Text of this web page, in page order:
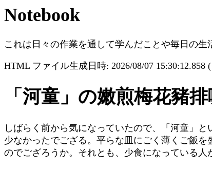
Notebook
これは日々の作業を通して学んだことや毎日の生
HTML ファイル生成日時: 2026/08/07 15:30:12.858
「河童」の嫩煎梅花豬
しばらく前から気になっていたので、「河童」
少なかったでござる。平らな皿にごく薄くご飯
のでござろうか。それとも、少食になっている人